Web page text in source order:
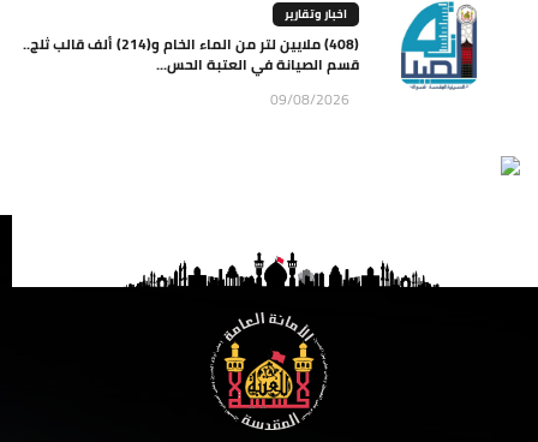
اخبار وتقارير
(408) ملايين لتر من الماء الخام و(214) ألف قالب ثلج..
قسم الصيانة في العتبة الحس...
09/08/2026